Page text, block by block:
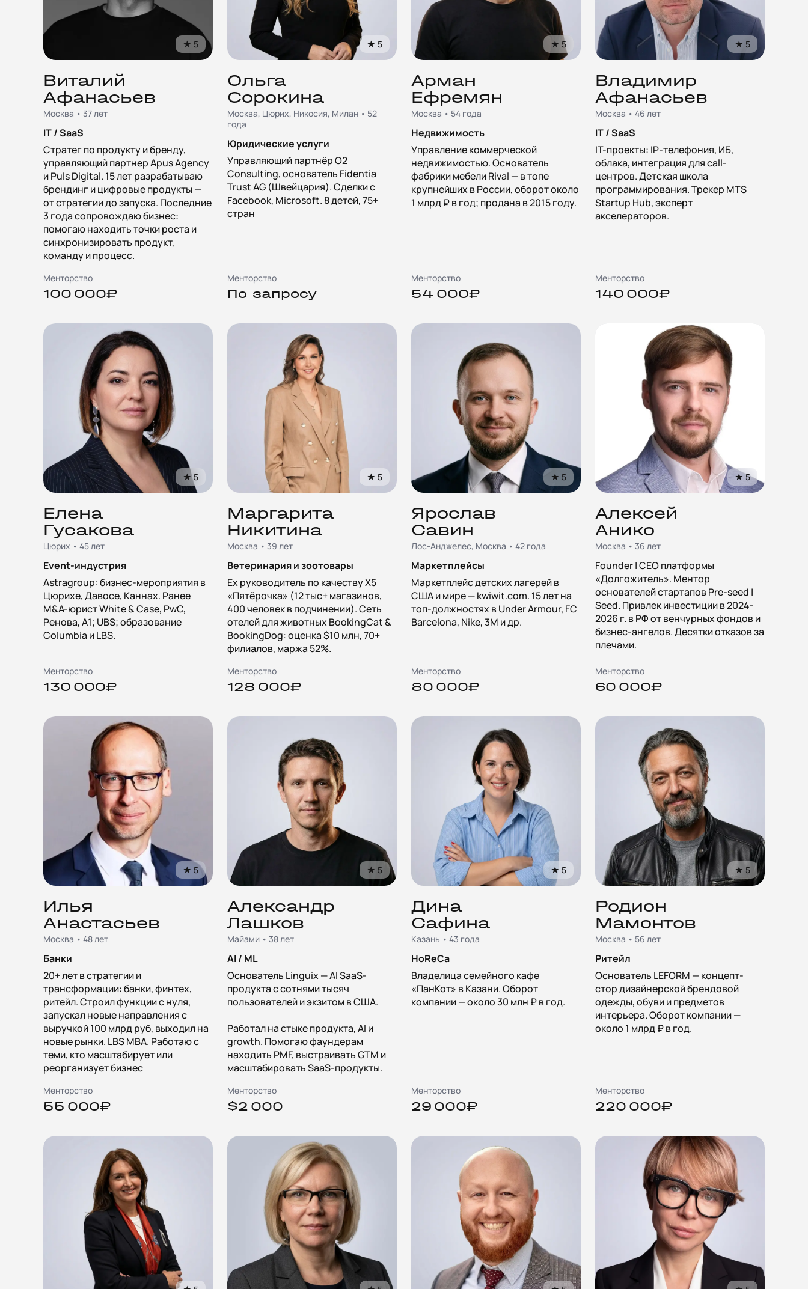
★ 5
Виталий
Афанасьев
Москва • 37 лет
IT / SaaS
Стратег по продукту и бренду,
управляющий партнер Apus Agency
и Puls Digital. 15 лет разрабатываю
брендинг и цифровые продукты —
от стратегии до запуска. Последние
3 года сопровождаю бизнес:
помогаю находить точки роста и
синхронизировать продукт,
команду и процесс.
Менторство
100 000₽
★ 5
Ольга
Сорокина
Москва, Цюрих, Никосия, Милан • 52
года
Юридические услуги
Управляющий партнёр O2
Consulting, основатель Fidentia
Trust AG (Швейцария). Сделки с
Facebook, Microsoft. 8 детей, 75+
стран
Менторство
По запросу
★ 5
Арман
Ефремян
Москва • 54 года
Недвижимость
Управление коммерческой
недвижимостью. Основатель
фабрики мебели Rival — в топе
крупнейших в России, оборот около
1 млрд ₽ в год; продана в 2015 году.
Менторство
54 000₽
★ 5
Владимир
Афанасьев
Москва • 46 лет
IT / SaaS
IT-проекты: IP-телефония, ИБ,
облака, интеграция для call-
центров. Детская школа
программирования. Трекер MTS
Startup Hub, эксперт
акселераторов.
Менторство
140 000₽
★5
Елена
Гусакова
Цюрих • 45 лет
Event-индустрия
Astragroup: бизнес-мероприятия в
Цюрихе, Давосе, Каннах. Ранее
M&A-юрист White & Case, PwC,
Ренова, А1; UBS; образование
Columbia и LBS.
Менторство
130 000₽
★ 5
Маргарита
Никитина
Москва • 39 лет
Ветеринария и зоотовары
Ex руководитель по качеству X5
«Пятёрочка» (12 тыс+ магазинов,
400 человек в подчинении). Сеть
отелей для животных BookingCat &
BookingDog: оценка $10 млн, 70+
филиалов, маржа 52%.
Менторство
128 000₽
★ 5
Ярослав
Савин
Лос-Анджелес, Москва • 42 года
Маркетплейсы
Маркетплейс детских лагерей в
США и мире — kwiwit.com. 15 лет на
топ-должностях в Under Armour, FC
Barcelona, Nike, 3M и др.
Менторство
80 000₽
★5
Алексей
Анико
Москва • 36 лет
Founder | CEO платформы
«Долгожитель». Ментор
основателей стартапов Pre-seed |
Seed. Привлек инвестиции в 2024-
2026 г. в РФ от венчурных фондов и
бизнес-ангелов. Десятки отказов за
плечами.
Менторство
60 000₽
★ 5
Илья
Анастасьев
Москва • 48 лет
Банки
20+ лет в стратегии и
трансформации: банки, финтех,
ритейл. Строил функции с нуля,
запускал новые направления с
выручкой 100 млрд руб, выходил на
новые рынки. LBS MBA. Работаю с
теми, кто масштабирует или
реорганизует бизнес
Менторство
55 000₽
★ 5
Александр
Лашков
Майами • 38 лет
AI / ML
Основатель Linguix — AI SaaS-
продукта с сотнями тысяч
пользователей и экзитом в США.
Работал на стыке продукта, AI и
growth. Помогаю фаундерам
находить PMF, выстраивать GTM и
масштабировать SaaS-продукты.
Менторство
$2 000
★ 5
Дина
Сафина
Казань • 43 года
HoReCa
Владелица семейного кафе
«ПанКот» в Казани. Оборот
компании — около 30 млн ₽ в год.
Менторство
29 000₽
★ 5
Родион
Мамонтов
Москва • 56 лет
Ритейл
Основатель LEFORM — концепт-
стор дизайнерской брендовой
одежды, обуви и предметов
интерьера. Оборот компании —
около 1 млрд ₽ в год.
Менторство
220 000₽